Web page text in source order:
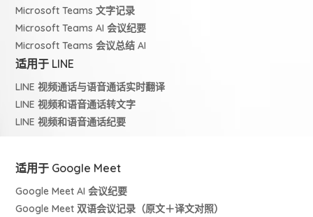
Microsoft Teams 文字记录
Microsoft Teams AI 会议纪要
Microsoft Teams 会议总结 AI
适用于 LINE
LINE 视频通话与语音通话实时翻译
LINE 视频和语音通话转文字
LINE 视频和语音通话纪要
适用于 Google Meet
Google Meet AI 会议纪要
Google Meet 双语会议记录（原文＋译文对照）